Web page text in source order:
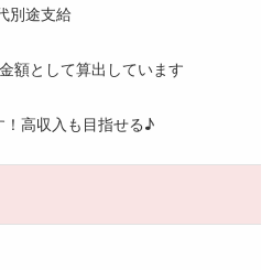
別途支給
額として算出しています
高収入も目指せる♪